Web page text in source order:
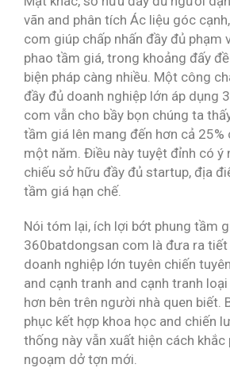
vãn and phân tích Ác liệu góc
com giúp chấp nhấn đầy đủ phạm
phao tầm giá, trong khoảng đấy
biện pháp càng nhiều. Một công
đầy đủ doanh nghiệp lớn áp dụng
com vẫn cho bầy bọn chúng ta
tầm giá lên mang đến hơn cả 25%
một năm. Điều này tuyệt đỉnh có ý
chiếu sở hữu đầy đủ startup, địa
tầm giá hạn chế.
Nói tóm lại, ích lợi bớt phung tầm
360batdongsan com là đưa ra
doanh nghiệp lớn tuyên chiến
and cạnh tranh and cạnh tranh
hơn bên trên người nhà quen biết.
phục kết hợp khoa học and chiến
thống này vẫn xuất hiện cách khắc
ngoạm dở tợn mới.